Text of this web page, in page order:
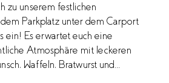
zu unserem festlichen
Parkplatz unter dem Carport
ein! Es erwartet euch eine
Atmosphäre mit leckeren
Waffeln, Bratwurst und…